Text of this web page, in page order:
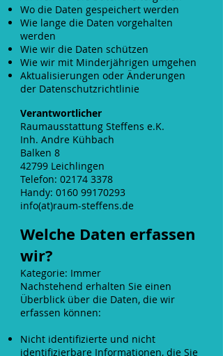
Wo die Daten gespeichert werden
Wie lange die Daten vorgehalten
werden
Wie wir die Daten schützen
Wie wir mit Minderjährigen umgehen
Aktualisierungen oder Änderungen
der Datenschutzrichtlinie
Verantwortlicher
Raumausstattung Steffens e.K.
Inh. Andre Kühbach
Balken 8
42799 Leichlingen
Telefon: 02174 3378
Handy: 0160 99170293
info(at)raum-steffens.de
Welche Daten erfassen
wir?
Kategorie: Immer
Nachstehend erhalten Sie einen
Überblick über die Daten, die wir
erfassen können:
Nicht identifizierte und nicht
identifizierbare Informationen, die Sie